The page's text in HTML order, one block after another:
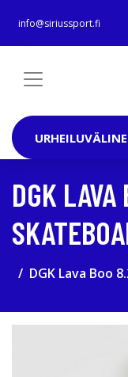
info@siriussport.fi
DGK
DGK Lava Boo